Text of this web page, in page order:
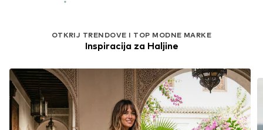
OTKRIJ TRENDOVE I TOP MODNE MARKE
Inspiracija za Haljine